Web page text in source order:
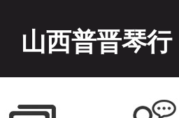
山西普晋琴行